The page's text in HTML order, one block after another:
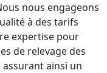
nous engageons
à des tarifs
expertise pour
de relevage des
assurant ainsi un